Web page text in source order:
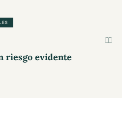
riesgo evidente